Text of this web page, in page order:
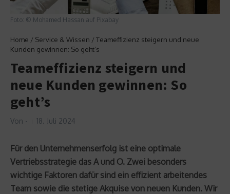
Foto: © Mohamed Hassan auf Pixabay
Home / Service & Wissen / Teameffizienz steigern und neue
Kunden gewinnen: So geht’s
Teameffizienz steigern und
neue Kunden gewinnen: So
geht’s
Von - 18. Juli 2024
Für den Unternehmenserfolg ist eine optimale
Vertriebsstrategie das A und O. Zwei besonders
wichtige Faktoren dafür sind ein effizient arbeitendes
Team sowie die stetige Akquise von neuen Kunden. Wir